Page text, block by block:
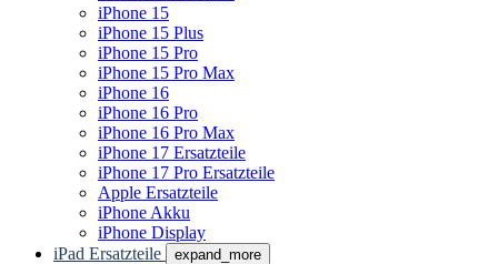
iPhone 15
iPhone 15 Plus
iPhone 15 Pro
iPhone 15 Pro Max
iPhone 16
iPhone 16 Pro
iPhone 16 Pro Max
iPhone 17 Ersatzteile
iPhone 17 Pro Ersatzteile
Apple Ersatzteile
iPhone Akku
iPhone Display
iPad Ersatzteile
expand_more